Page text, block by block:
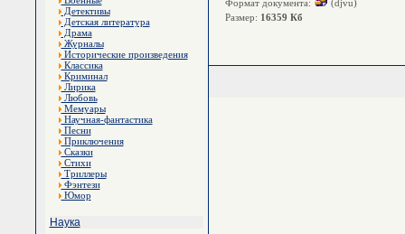
Детективы
Детская литература
Драма
Журналы
Исторические произведения
Классика
Криминал
Лирика
Любовь
Мемуары
Научная-фантастика
Песни
Приключения
Сказки
Стихи
Триллеры
Фэнтези
Юмор
Наука
Формат документа:
(djvu)
Размер: 16359 Кб